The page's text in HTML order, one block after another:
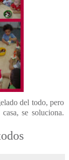
del todo, pero
se soluciona.